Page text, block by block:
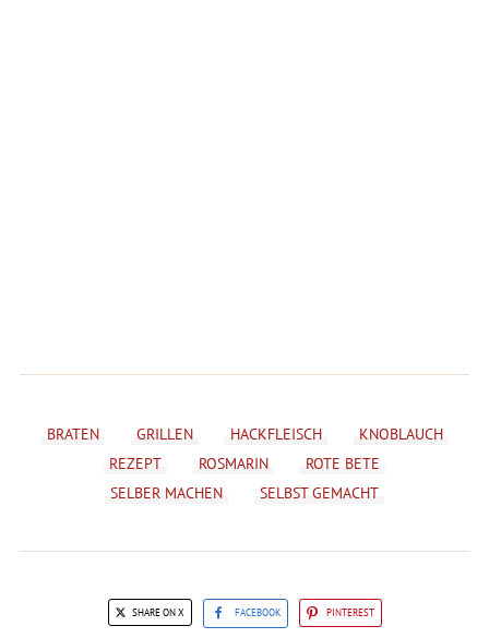
BRATEN GRILLEN HACKFLEISCH
KNOBLAUCH
REZEPT
ROSMARIN
ROTE BETE
SELBER MACHEN
SELBST GEMACHT
SHARE ON X FACEBOOK PINTEREST